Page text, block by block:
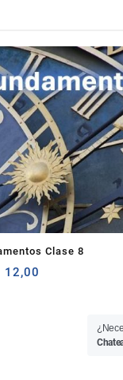
Clase 8
12,00